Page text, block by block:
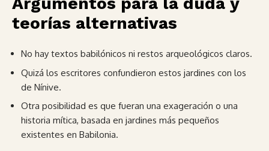
teorías alternativas
No hay textos babilónicos ni restos arqueológicos claros.
Quizá los escritores confundieron estos jardines con los
de Nínive.
Otra posibilidad es que fueran una exageración o una
historia mítica, basada en jardines más pequeños
existentes en Babilonia.